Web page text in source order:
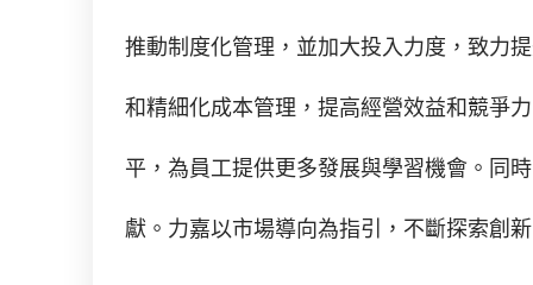
推動制度化管理，並加大投入力度，致力
和精細化成本管理，提高經營效益和競爭
平，為員工提供更多發展與學習機會。同
獻。力嘉以市場導向為指引，不斷探索創